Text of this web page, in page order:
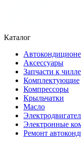
Каталог
Аксессуары
Запчасти к
Комплектующие
Компрессоры
Крыльчатки
Масло
Электронные
Ремонт